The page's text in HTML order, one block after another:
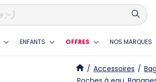
ENFANTS OFFRES NOS MARQUES
/ Accessoires /